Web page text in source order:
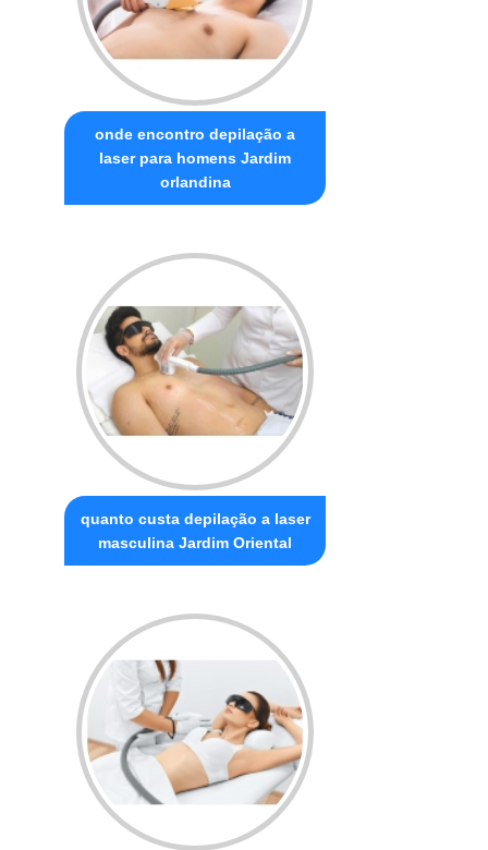
onde encontro depilação a
laser para homens Jardim
orlandina
quanto custa depilação a laser
masculina Jardim Oriental